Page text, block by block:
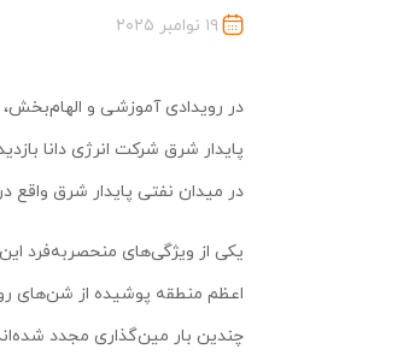
۱۹ نوامبر ۲۰۲۵
در رویدادی آموزشی و الهام‌بخش،
پایدار شرق شرکت انرژی دانا
در میدان نفتی پایدار شرق واقع در استان‌های
یکی از ویژگی‌های منحصربه‌فرد
اعظم منطقه پوشیده از
چندین بار مین‌گذاری مجدد